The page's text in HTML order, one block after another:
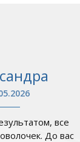
все
До вас